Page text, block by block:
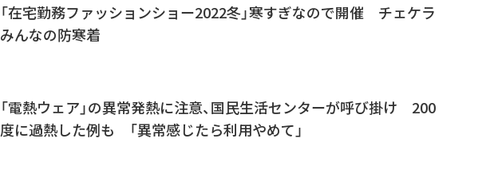
「在宅勤務ファッションショー2022冬」寒すぎなので開催 チェケラ
みんなの防寒着
「電熱ウェア」の異常発熱に注意、国民生活センターが呼び掛け 200
度に過熱した例も 「異常感じたら利用やめて」